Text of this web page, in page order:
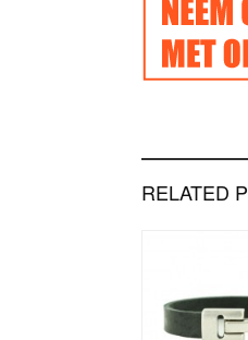
RELATED